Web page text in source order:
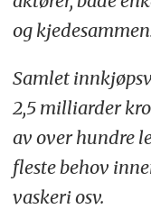
og
Samlet
2,5 milliarder
av over hundre
fleste behov
vaskeri osv.